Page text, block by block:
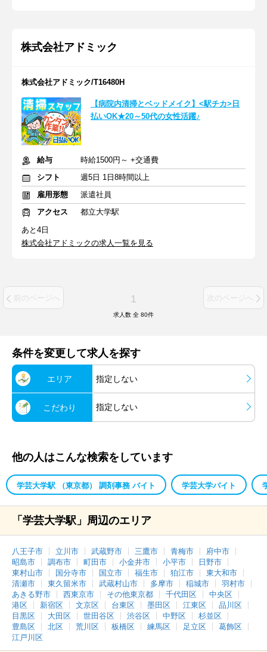
株式会社アドミック
株式会社アドミック/T16480H
【病院内清掃とベッドメイク】<駅チカ>日
払いOK★20～50代の女性活躍♪
給与
時給1500円～ +交通費
シフト
週5日 1日8時間以上
雇用形態
派遣社員
アクセス
都立大学駅
あと4日
株式会社アドミックの求人一覧を見る
前のページへ 1 次のページへ
求人数 全 80件
条件を変更して求人を探す
エリア 指定しない
こだわり 指定しない
他の人はこんな検索をしています
学芸大学駅 （東京都） 調剤事務 バイト 学芸大学バイト
「学芸大学駅」周辺のエリア
八王子市 立川市 武蔵野市 三鷹市 青梅市
府中市
昭島市
調布市 町田市 小金井市 小平市
日野市
東村山市
国分寺市 国立市 福生市 狛江市
東大和市
清瀬市
東久留米市 武蔵村山市 多摩市 稲城市
羽村市
あきる野市
西東京市 その他東京都 千代田区
中央区
港区
新宿区 文京区 台東区 墨田区 江東区
品川区
目黒区
大田区 世田谷区 渋谷区 中野区
杉並区
豊島区
北区 荒川区 板橋区 練馬区 足立区
葛飾区
江戸川区